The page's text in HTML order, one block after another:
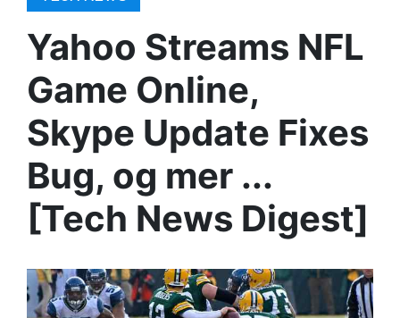
Yahoo Streams NFL
Game Online,
Skype Update Fixes
Bug, og mer ...
[Tech News Digest]